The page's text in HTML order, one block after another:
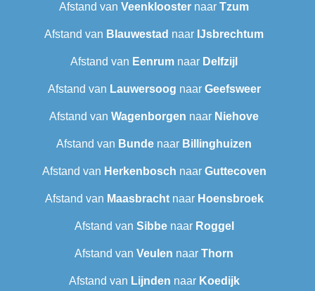
Afstand van Veenklooster naar Tzum
Afstand van Blauwestad naar IJsbrechtum
Afstand van Eenrum naar Delfzijl
Afstand van Lauwersoog naar Geefsweer
Afstand van Wagenborgen naar Niehove
Afstand van Bunde naar Billinghuizen
Afstand van Herkenbosch naar Guttecoven
Afstand van Maasbrachtnaar Hoensbroek
Afstand van Sibbenaar Roggel
Afstand van Veulen naar Thorn
Afstand van Lijnden naar Koedijk